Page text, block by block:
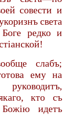
совести и
света
редко и
слабъ;
ему на
кто съ
Божiю идетъ